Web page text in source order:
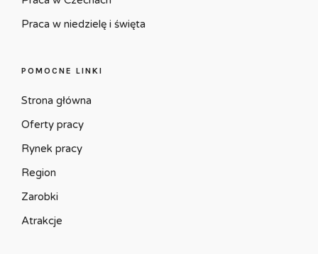
Praca w niedzielę i święta
POMOCNE LINKI
Strona główna
Oferty pracy
Rynek pracy
Region
Zarobki
Atrakcje